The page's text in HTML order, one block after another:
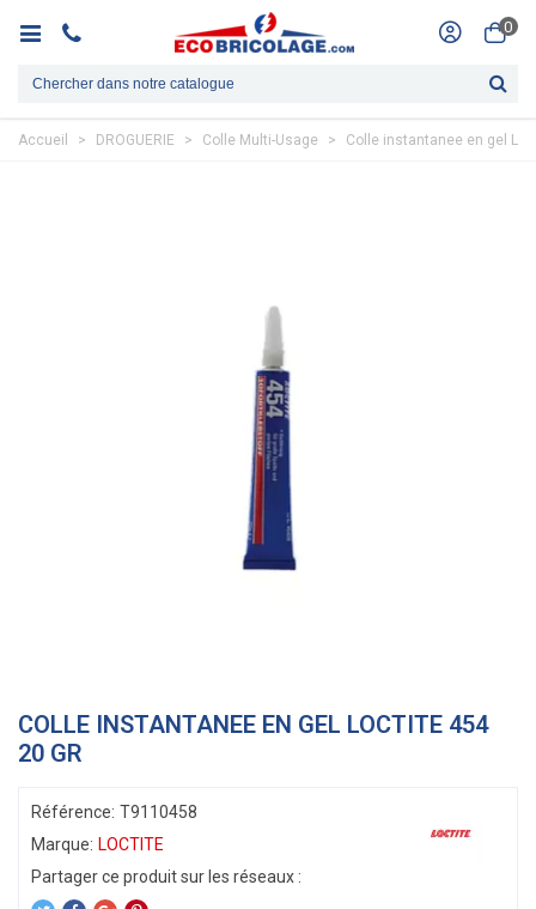
0
Accueil > DROGUERIE > Colle Multi-Usage > Colle instantanee en gel
COLLE INSTANTANEE EN GEL LOCTITE 454
20 GR
Référence: T9110458
Marque: LOCTITE